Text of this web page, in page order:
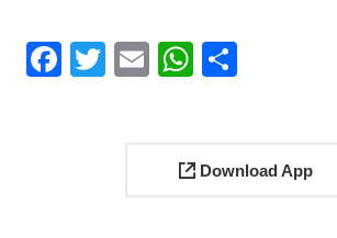
Facebook
Twitter
EmailWhatsApp
Download App